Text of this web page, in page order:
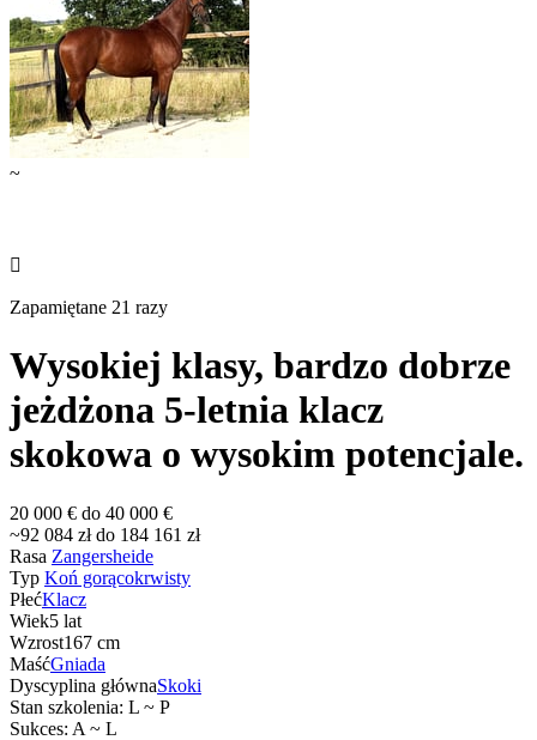
~

Zapamiętane 21 razy
Wysokiej klasy, bardzo dobrze
jeżdżona 5-letnia klacz
skokowa o wysokim potencjale.
20 000 € do 40 000 €
~92 084 zł do 184 161 zł
Rasa Zangersheide
Typ Koń gorącokrwisty
PłećKlacz
Wiek5 lat
Wzrost167 cm
MaśćGniada
Dyscyplina głównaSkoki
Stan szkolenia: L ~ P
Sukces: A ~ L